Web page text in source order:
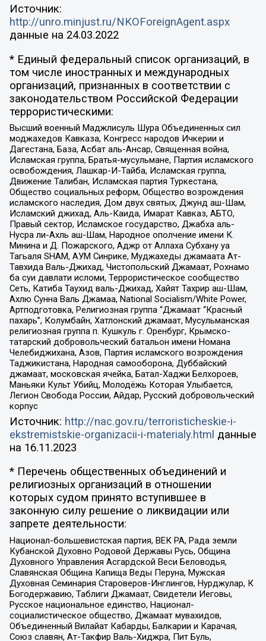
Источник:
http://unro.minjust.ru/NKOForeignAgent.aspx
данные на 24.03.2022
* Единый федеральный список организаций, в
том числе иностранных и международных
организаций, признанных в соответствии с
законодательством Российской Федерации
террористическими:
Высший военный Маджлисуль Шура Объединенных сил
моджахедов Кавказа, Конгресс народов Ичкерии и
Дагестана, База, Асбат аль-Ансар, Священная война,
Исламская группа, Братья-мусульмане, Партия исламского
освобождения, Лашкар-И-Тайба, Исламская группа,
Движение Талибан, Исламская партия Туркестана,
Общество социальных реформ, Общество возрождения
исламского наследия, Дом двух святых, Джунд аш-Шам,
Исламский джихад, Аль-Каида, Имарат Кавказ, АБТО,
Правый сектор, Исламское государство, Джабха аль-
Нусра ли-Ахль аш-Шам, Народное ополчение имени К.
Минина и Д. Пожарского, Аджр от Аллаха Субхану уа
Тагьаля SHAM, АУМ Синрике, Муджахеды джамаата Ат-
Тавхида Валь-Джихад, Чистопольский Джамаат, Рохнамо
ба суи давлати исломи, Террористическое сообщество
Сеть, Катиба Таухид валь-Джихад, Хайят Тахрир аш-Шам,
Ахлю Сунна Валь Джамаа, National Socialism/White Power,
Артподготовка, Религиозная группа “Джамаат “Красный
пахарь”, Колумбайн, Хатлонский джамаат, Мусульманская
религиозная группа п. Кушкуль г. Оренбург, Крымско-
татарский добровольческий батальон имени Номана
Челебиджихана, Азов, Партия исламского возрождения
Таджикистана, Народная самооборона, Дуббайский
джамаат, московская ячейка, Батал-Хаджи Белхороев,
Маньяки Культ Убийц, Молодёжь Которая Улыбается,
Легион Свобода России, Айдар, Русский добровольческий
корпус
Источник: http://nac.gov.ru/terroristicheskie-i-
ekstremistskie-organizacii-i-materialy.html данные
на 16.11.2023
* Перечень общественных объединений и
религиозных организаций в отношении
которых судом принято вступившее в
законную силу решение о ликвидации или
запрете деятельности:
Национал-большевистская партия, ВЕК РА, Рада земли
Кубанской Духовно Родовой Державы Русь, Община
Духовного Управления Асгардской Веси Беловодья,
Славянская Община Капища Веды Перуна, Мужская
Духовная Семинария Староверов-Инглингов, Нурджулар, К
Богодержавию, Таблиги Джамаат, Свидетели Иеговы,
Русское национальное единство, Национал-
социалистическое общество, Джамаат мувахидов,
Объединенный Вилайат Кабарды, Балкарии и Карачая,
Союз славян, Ат-Такфир Валь-Хиджра, Пит Буль,